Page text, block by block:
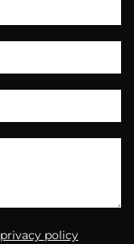
privacy policy